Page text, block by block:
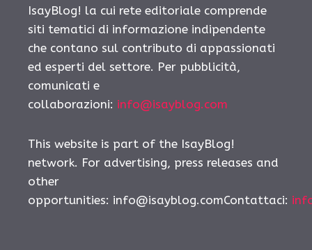
IsayBlog! la cui rete editoriale comprende
siti tematici di informazione indipendente
che contano sul contributo di appassionati
ed esperti del settore. Per pubblicità,
comunicati e
collaborazioni: info@isayblog.com
This website is part of the IsayBlog!
network. For advertising, press releases and
other
opportunities: info@isayblog.comContattaci: